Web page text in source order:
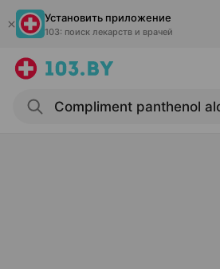
Установить приложение
103: поиск лекарств и врачей